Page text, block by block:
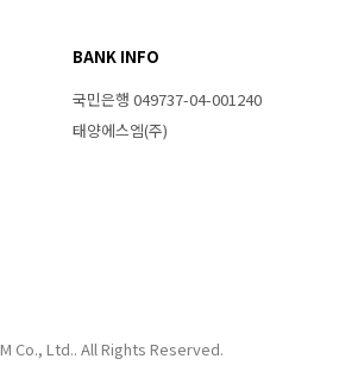
BANK INFO
국민은행 049737-04-001240
태양에스엠(주)
Co., Ltd.. All Rights Reserved.